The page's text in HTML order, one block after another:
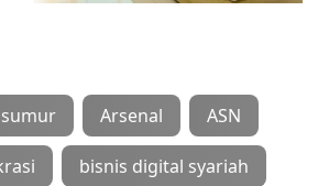
Arsenal ASN
bisnis digital syariah